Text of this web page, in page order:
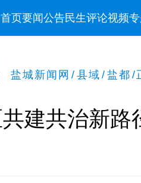
首页要闻公告民生评论视频
盐城新闻网 / 县域 / 盐都 /
建共治新